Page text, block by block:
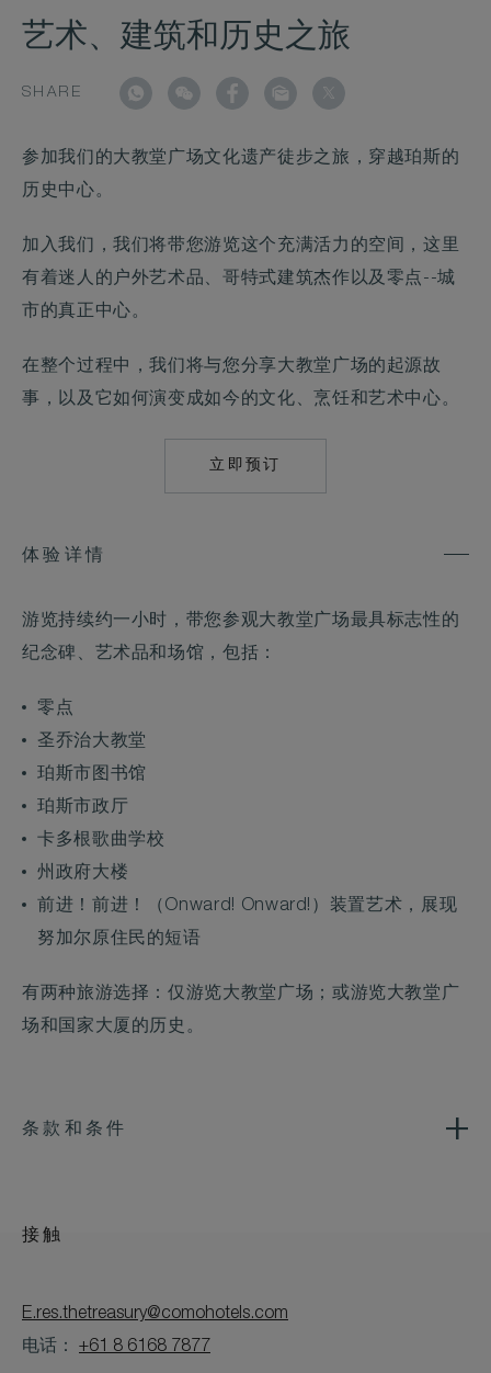
艺术、建筑和历史之旅
SHARE
参加我们的大教堂广场文化遗产徒步之旅，穿越珀斯的
历史中心。
加入我们，我们将带您游览这个充满活力的空间，这里
有着迷人的户外艺术品、哥特式建筑杰作以及零点--城
市的真正中心。
在整个过程中，我们将与您分享大教堂广场的起源故
事，以及它如何演变成如今的文化、烹饪和艺术中心。
立即预订
MAILTO:
体验详情
游览持续约一小时，带您参观大教堂广场最具标志性的
纪念碑、艺术品和场馆，包括：
零点
圣乔治大教堂
珀斯市图书馆
珀斯市政厅
卡多根歌曲学校
州政府大楼
前进！前进！（Onward! Onward!）装置艺术，展现
努加尔原住民的短语
有两种旅游选择：仅游览大教堂广场；或游览大教堂广
场和国家大厦的历史。
条款和条件
接触
E.res.thetreasury@comohotels.com
电话： +61 8 6168 7877